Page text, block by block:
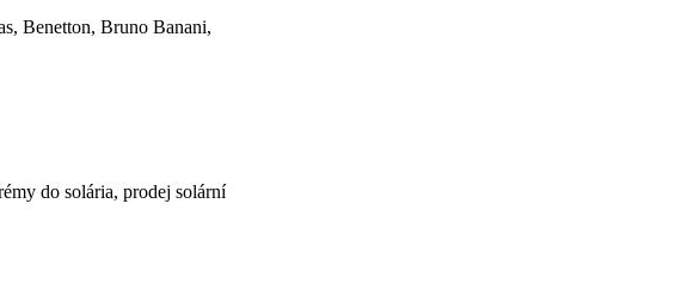
Benetton, Bruno Banani,
do solária, prodej solární